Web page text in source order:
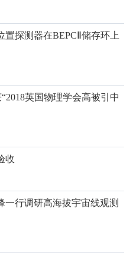
探测器在BEPCⅡ储存环上
“2018英国物理学会高被引中
收
一行调研高海拔宇宙线观测